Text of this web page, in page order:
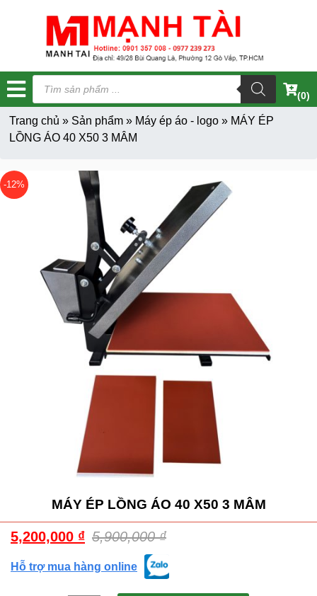
Tìm
kiếm
sản
phẩm
(0)
Trang chủ » Sản phẩm» Máy ép áo - logo» MÁY ÉP
LỒNG ÁO 40 X50 3 MÂM
-12%
MÁY ÉP LỒNG ÁO 40 X50 3 MÂM
5,900,000₫
5,200,000 ₫
Hỗ trợ mua hàng online